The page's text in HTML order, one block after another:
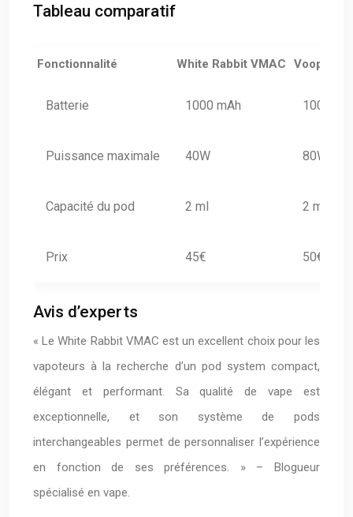
Tableau comparatif
Fonctionnalité White Rabbit VMAC Voopoo
Batterie 1000 mAh 1000
Puissance maximale 40W 80W
Capacité du pod 2 ml 2 ml
Prix 45€ 50€
Avis d’experts
« Le White Rabbit VMAC est un excellent choix pour les
vapoteurs à la recherche d’un pod system compact,
élégant et performant. Sa qualité de vape est
exceptionnelle, et son système de pods
interchangeables permet de personnaliser l’expérience
en fonction de ses préférences. » – Blogueur
spécialisé en vape.